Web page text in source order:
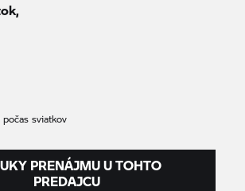
sviatkov
PRENÁJMU U TOHTO
PREDAJCU